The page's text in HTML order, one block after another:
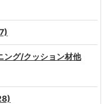
ング/クッション材他